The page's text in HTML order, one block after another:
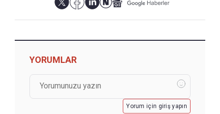
YORUMLAR
Yorum için giriş yapın